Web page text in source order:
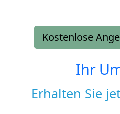
Kostenlose
Ihr
Erhalten Sie